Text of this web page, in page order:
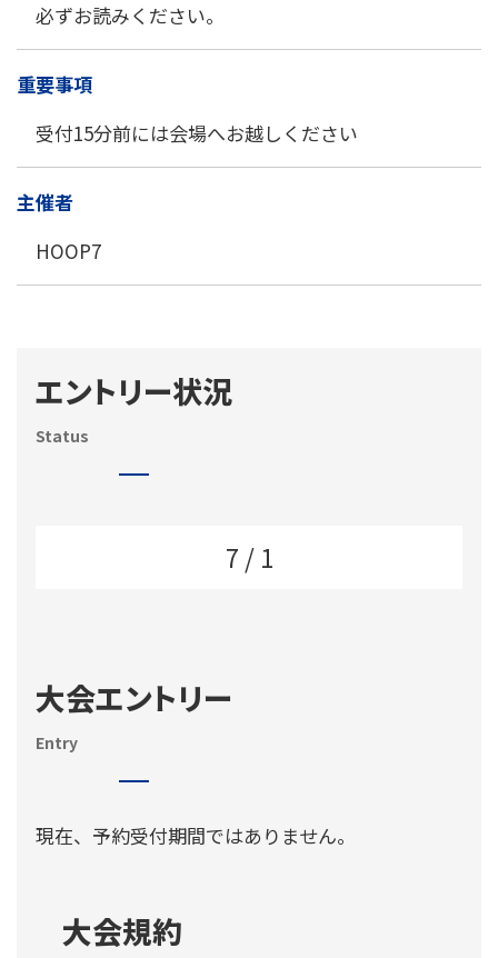
必ずお読みください。
重要事項
受付15分前には会場へお越しください
主催者
HOOP7
エントリー状況
Status
7 / 1
大会エントリー
Entry
現在、予約受付期間ではありません。
大会規約